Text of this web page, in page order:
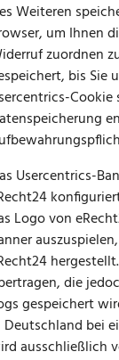
Weiteren
um Ihnen
zuordnen
bis Sie
Usercentrics-
Logo von
die
gespeichert
bei
ausschließlich